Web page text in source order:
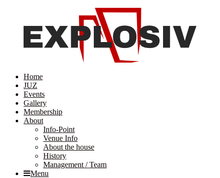
Home
JUZ
Events
Gallery
Membership
About
Info-Point
Venue Info
About the house
History
Management / Team
Menu